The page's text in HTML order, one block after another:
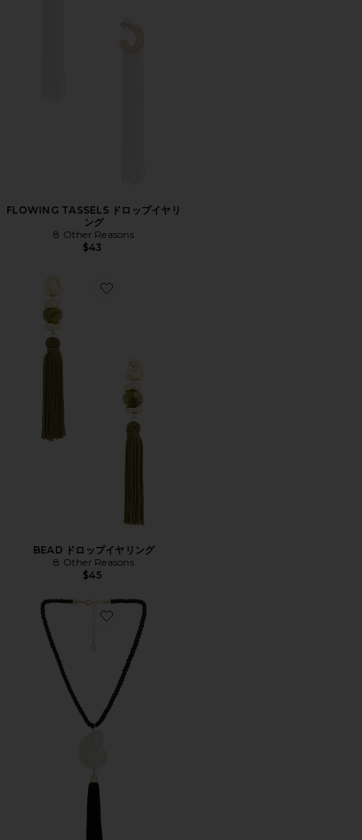
FLOWING TASSELS ドロップイヤリ
ング
8 Other Reasons
$43
Favorite BEAD ドロップイヤリング
BEAD ドロップイヤリング
8 Other Reasons
$45
Favorite BOLD SHELL ペンダントネックレス